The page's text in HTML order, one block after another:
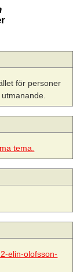
för personer
tema.
elin-olofsson-